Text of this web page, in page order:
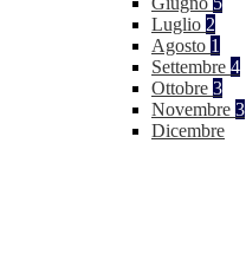
Luglio 2
Agosto 1
Settembre 4
Ottobre 3
Novembre 3
Dicembre